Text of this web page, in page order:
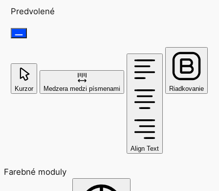
Predvolené
Kurzor Medzera medzi písmenami
Align Text
Riadkovanie
Farebné moduly